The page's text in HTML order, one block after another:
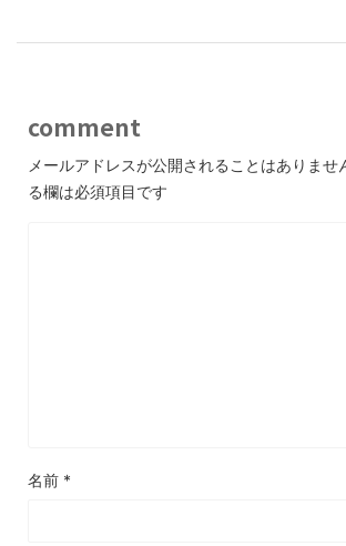
comment
メールアドレスが公開されることはありませ
る欄は必須項目です
名前 *